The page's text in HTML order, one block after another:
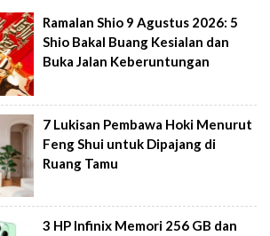
Ramalan Shio 9 Agustus 2026: 5
Shio Bakal Buang Kesialan dan
Buka Jalan Keberuntungan
7 Lukisan Pembawa Hoki Menurut
Feng Shui untuk Dipajang di
Ruang Tamu
3 HP Infinix Memori 256 GB dan